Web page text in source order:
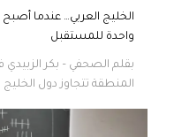
الخليج العربي… عندما
واحدة للمستقبل
بقلم الصحفي – بكر الزبيدي
المنطقة تتجاوز دول